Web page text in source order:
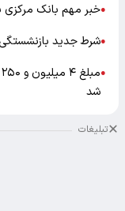
●خبر مهم بانک مرکزی
●شرط جدید
●
شد
تبلیغات